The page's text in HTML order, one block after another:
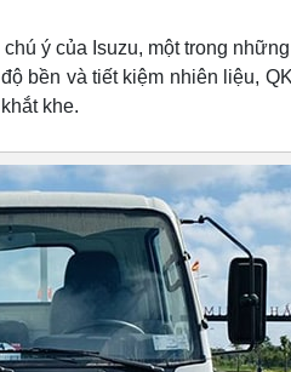
ý của Isuzu, một trong
bền và tiết kiệm nhiên liệu,
khe.